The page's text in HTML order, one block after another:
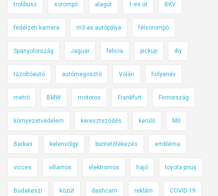
trolibusz sorompó alagút 1-es út BKV
fedélzeti kamera m3-as autópálya félsorompó
Spanyolország Jaguar felicia pickup diy
tűzoltóautó autómegosztó Volán hülyenév
metró BMW motoros Frankfurt Finnország
környezetvédelem kereszteződés kerülő M0
Barkas kelenvölgy büntetőfékezés embléma
vicces villamos elektromos hajó toyota prius
Budakeszi közút dashcam reklám COVID-19